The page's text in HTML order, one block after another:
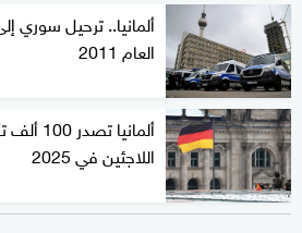
ألمانيا.. ترحيل سوري
العام 2011
اللاجئين في 2025